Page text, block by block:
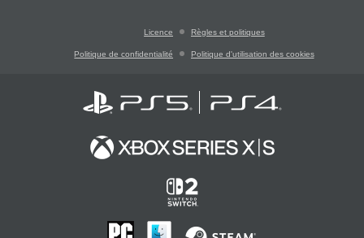
Licence Règles et politiques
Politique de confidentialité Politique d'utilisation des cookies